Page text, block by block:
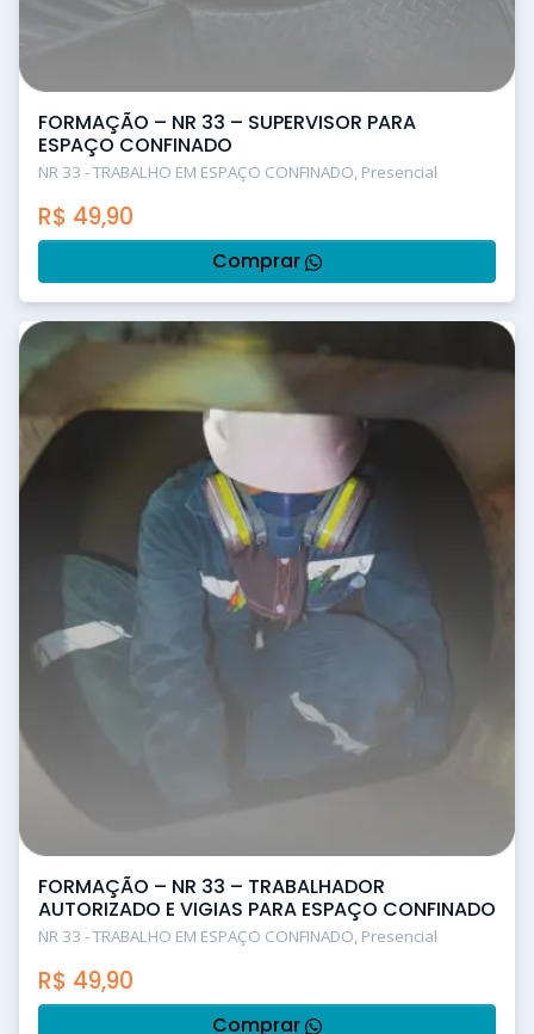
FORMAÇÃO – NR 33 – SUPERVISOR PARA
ESPAÇO CONFINADO
NR 33 - TRABALHO EM ESPAÇO CONFINADO, Presencial
R$ 49,90
Comprar
FORMAÇÃO – NR 33 – TRABALHADOR
AUTORIZADO E VIGIAS PARA ESPAÇO CONFINADO
NR 33 - TRABALHO EM ESPAÇO CONFINADO, Presencial
R$ 49,90
Comprar